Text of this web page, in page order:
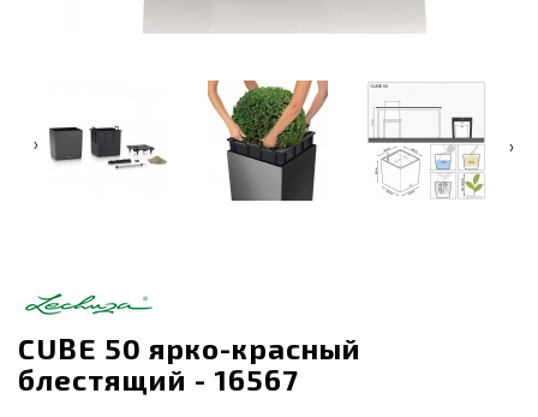
‹ ›
CUBE 50 ярко-красный
блестящий - 16567